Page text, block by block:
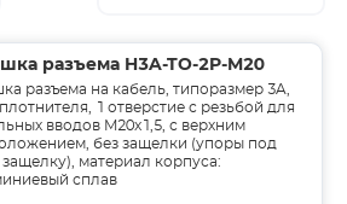
разъема H3A-TO-2P-M20
разъема на кабель, типоразмер 3A,
1 отверстие с резьбой для
вводов M20x1,5, с верхним
без защелки (упоры под
материал корпуса:
сплав